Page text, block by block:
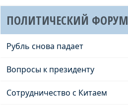
ПОЛИТИЧЕСКИЙ ФОРУМ
Рубль снова падает
Вопросы к президенту
Сотрудничество с Китаем